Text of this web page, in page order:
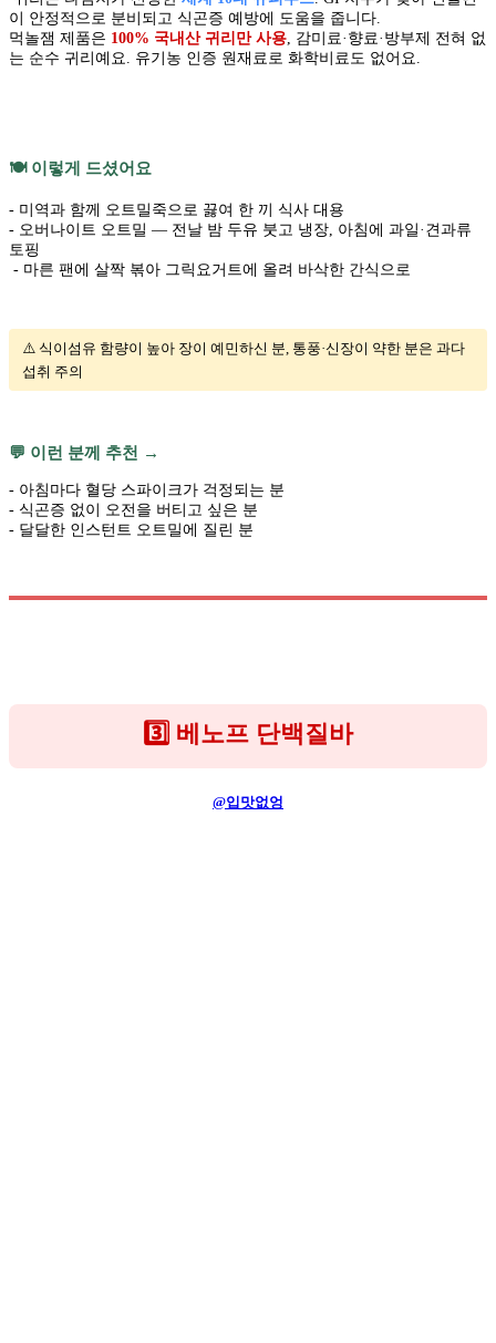
이 안정적으로 분비되고 식곤증 예방에 도움을 줍니다.
먹놀잼 제품은 100% 국내산 귀리만 사용 , 감미료·향료·방부제 전혀 없
는 순수 귀리예요. 유기농 인증 원재료로 화학비료도 없어요.
🍽️ 이렇게 드셨어요
- 미역과 함께 오트밀죽으로 끓여 한 끼 식사 대용
- 오버나이트 오트밀 — 전날 밤 두유 붓고 냉장, 아침에 과일·견과류
토핑
- 마른 팬에 살짝 볶아 그릭요거트에 올려 바삭한 간식으로
⚠️ 식이섬유 함량이 높아 장이 예민하신 분, 통풍·신장이 약한 분은 과다
섭취 주의
💬 이런 분께 추천 →
- 아침마다 혈당 스파이크가 걱정되는 분
- 식곤증 없이 오전을 버티고 싶은 분
- 달달한 인스턴트 오트밀에 질린 분
3️⃣ 베노프 단백질바
@입맛없엉